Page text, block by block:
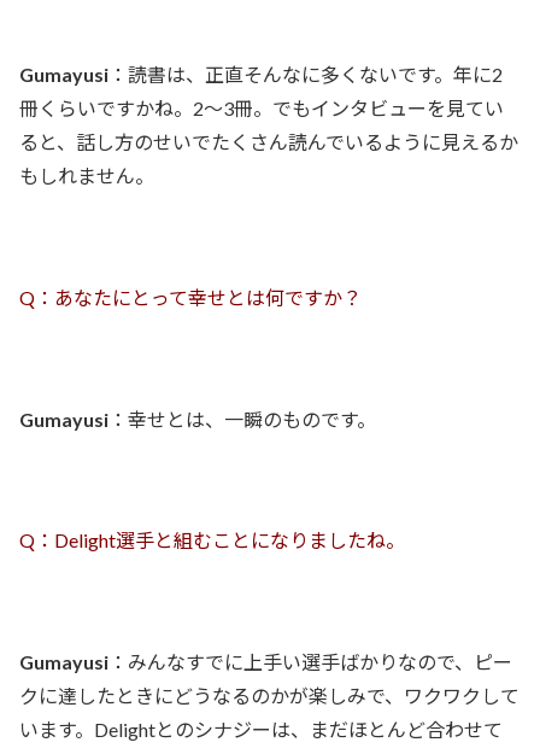
Gumayusi ：読書は、正直そんなに多くないです。年に2
冊くらいですかね。2〜3冊。でもインタビューを見てい
ると、話し方のせいでたくさん読んでいるように見えるか
もしれません。
Q：あなたにとって幸せとは何ですか？
Gumayusi ：幸せとは、一瞬のものです。
Q：Delight選手と組むことになりましたね。
Gumayusi ：みんなすでに上手い選手ばかりなので、ピー
クに達したときにどうなるのかが楽しみで、ワクワクして
います。Delightとのシナジーは、まだほとんど合わせて